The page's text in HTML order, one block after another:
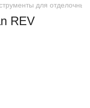
для отделочных
REV